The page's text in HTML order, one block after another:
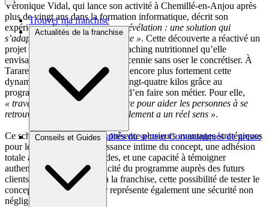
Trouver ma franchise
Actualités de la franchise
Brèves et actus Actualités du secteur Communiqués de presse
Conseils et Guides
Véronique Vidal, qui lance son activité à Chemillé-en-Anjou après
plus de vingt ans dans la formation informatique, décrit son
expérience client comme« une révélation : une solution qui
s’adapte aux gens et non l’inverse ». Cette découverte a réactivé un
projet de reconversion vers le coaching nutritionnel qu’elle
envisageait depuis plus d’une décennie sans oser le concrétiser. À
Tarare, Marine Pierrefeu incarne encore plus fortement cette
dynamique : après avoir perdu vingt-quatre kilos grâce au
programme dietplus, elle décide d’en faire son métier. Pour elle,
« travailler en toute indépendance pour aider les personnes à se
retrouver physiquement et mentalement a un réel sens ».
Ce schéma client-franchisé présente plusieurs avantages stratégiques
pour le réseau : une connaissance intime du concept, une adhésion
totale aux valeurs et méthodes, et une capacité à témoigner
authentiquement de l’efficacité du programme auprès des futurs
clients. Pour les candidats à la franchise, cette possibilité de tester le
concept avant de s’engager représente également une sécurité non
négligeable.